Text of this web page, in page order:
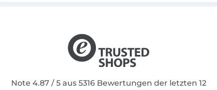
Note 4.87 / 5 aus 5316 Bewertungen der letzten 12